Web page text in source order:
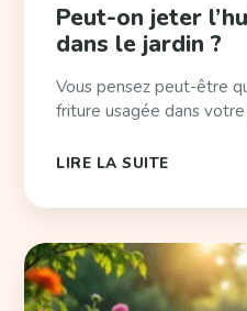
Peut-on jeter
dans le jardin ?
Vous pensez peut-être
friture usagée dans votre
LIRE LA SUITE